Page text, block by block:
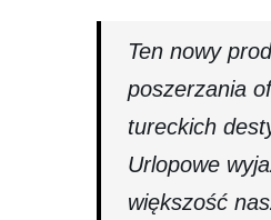
Ten nowy
poszerzania
tureckich
Urlopowe
większość